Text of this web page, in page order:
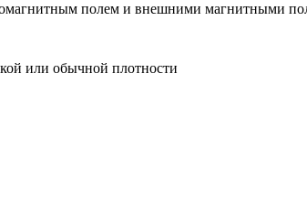
полем и внешними магнитными
или обычной плотности